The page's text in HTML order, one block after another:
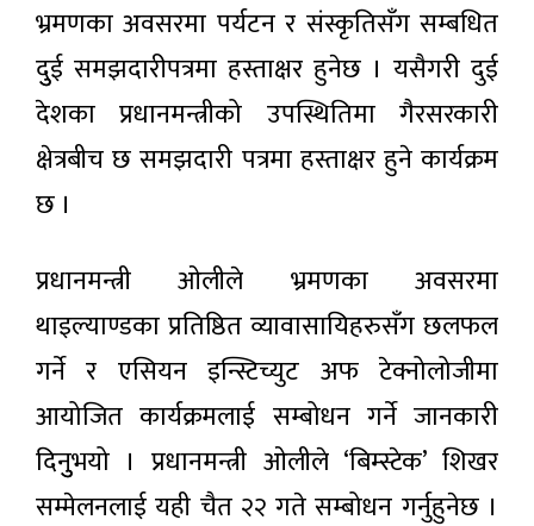
संस्थानहरू
जान थाले
आजको
राशिफल
८ घण्टा अगाडी
काठमाडौँ
भ्याली
मास्टर
प्लान
(२०५०)
भ्रमणका अवसरमा पर्यटन र संस्कृतिसँग सम्बधित
दुुई समझदारीपत्रमा हस्ताक्षर हुनेछ । यसैगरी दुई
देशका प्रधानमन्त्रीको उपस्थितिमा गैरसरकारी
क्षेत्रबीच छ समझदारी पत्रमा हस्ताक्षर हुने कार्यक्रम
छ ।
प्रधानमन्त्री ओलीले भ्रमणका अवसरमा
थाइल्याण्डका प्रतिष्ठित व्यावासायिहरुसँग छलफल
गर्ने र एसियन इन्स्टिच्युट अफ टेक्नोलोजीमा
आयोजित कार्यक्रमलाई सम्बोधन गर्ने जानकारी
दिनुुभयो । प्रधानमन्त्री ओलीले ‘बिम्स्टेक’ शिखर
सम्मेलनलाई यही चैत २२ गते सम्बोधन गर्नुहुनेछ ।